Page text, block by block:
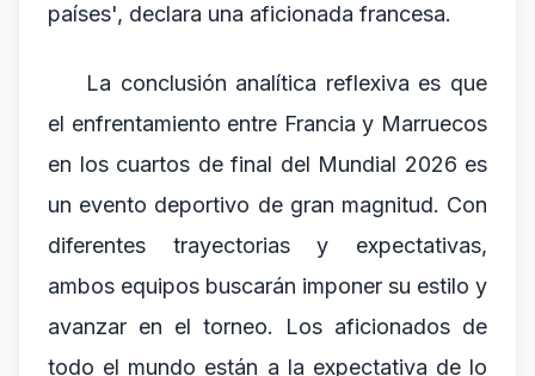
países', declara una aficionada francesa.
La conclusión analítica reflexiva es que
el enfrentamiento entre Francia y Marruecos
en los cuartos de final del Mundial 2026 es
un evento deportivo de gran magnitud. Con
diferentes trayectorias y expectativas,
ambos equipos buscarán imponer su estilo y
avanzar en el torneo. Los aficionados de
todo el mundo están a la expectativa de lo